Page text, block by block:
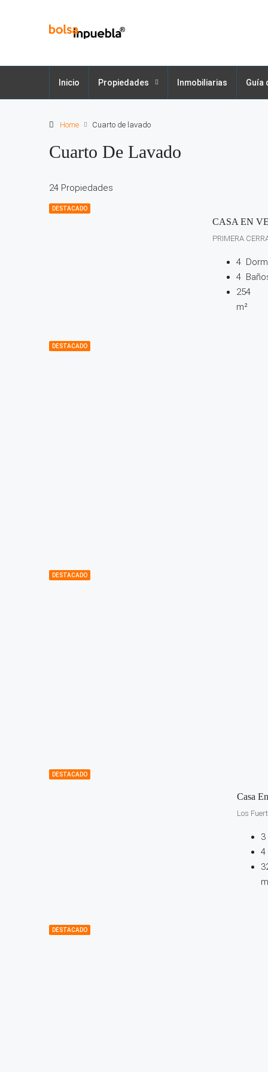
Inicio Propiedades Inmobiliarias Guía
Home Cuarto de lavado
Cuarto De Lavado
24 Propiedades
DESTACADO
CASA EN
PRIMERA
4
4
254
m²
DESTACADO
DESTACADO
DESTACADO
Casa
Los
3
4
DESTACADO